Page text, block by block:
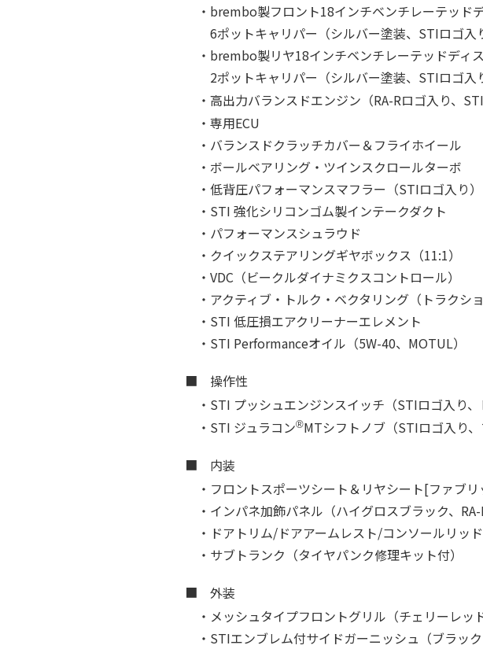
・brembo製フロント18インチベンチレーテッド
6ポットキャリパー（シルバー塗装、STIロゴ
・brembo製リヤ18インチベンチレーテッドディ
2ポットキャリパー（シルバー塗装、STIロゴ
・高出力バランスドエンジン（RA-Rロゴ入り、
・専用ECU
・バランスドクラッチカバー＆フライホイール
・ボールベアリング・ツインスクロールターボ
・低背圧パフォーマンスマフラー（STIロゴ入り
・STI 強化シリコンゴム製インテークダクト
・パフォーマンスシュラウド
・クイックステアリングギヤボックス（11:1）
・VDC（ビークルダイナミクスコントロール）
・アクティブ・トルク・ベクタリング（トラクシ
・STI 低圧損エアクリーナーエレメント
・STI Performanceオイル（5W-40、MOTUL）
■ 操作性
・STI プッシュエンジンスイッチ（STIロゴ入り、
・STI ジュラコン®MTシフトノブ（STIロゴ入り、
■ 内装
・フロントスポーツシート＆リヤシート[ファブ
・インパネ加飾パネル（ハイグロスブラック、RA-
・ドアトリム/ドアアームレスト/コンソールリッ
・サブトランク（タイヤパンク修理キット付）
■ 外装
・メッシュタイプフロントグリル（チェリーレッ
・STIエンブレム付サイドガーニッシュ（ブラック